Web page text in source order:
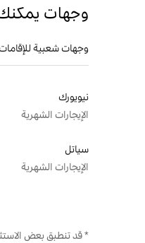
وجهات
وجهات شعبية
نيويورك
الإيجارات الشهرية
سياتل
الإيجارات الشهرية
* قد تنطبق بعض